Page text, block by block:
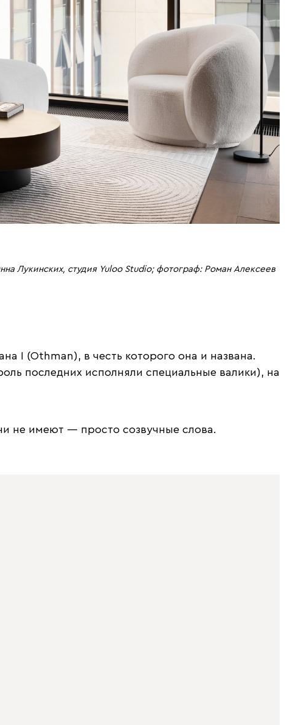
Лукинских, студия Yuloo Studio; фотограф: Роман Алексеев
I (Othman), в честь которого она и названа.
последних исполняли специальные валики), на
не имеют — просто созвучные слова.